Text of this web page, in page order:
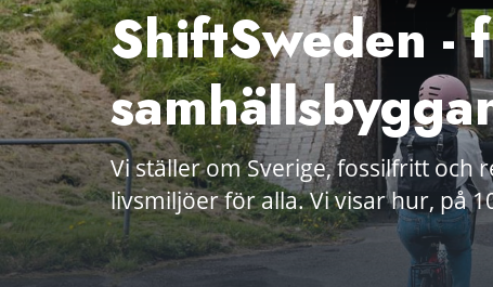
ShiftSweden -
Vi ställer om Sverige, fossilfritt och
livsmiljöer för alla. Vi visar hur, på